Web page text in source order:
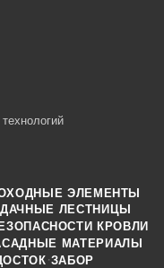
ЭЛЕМЕНТЫ
ЛЕСТНИЦЫ
КРОВЛИ
МАТЕРИАЛЫ
·ЗАБОР